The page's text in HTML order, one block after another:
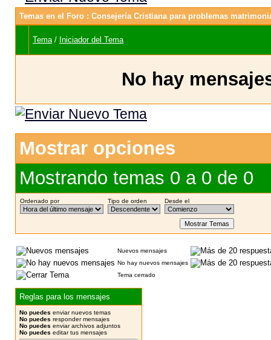
Temas en el Foro : Consejería Cristiana para problemas
Tema/ Iniciador del Tema
No hay
Mostrar opciones
Mostrando temas 0 a 0 de 0
Ordenado por Tipo de orden Desde el
Nuevos mensajes
No hay nuevos mensajes
Tema cerrado
Reglas para los mensajes
No puedes enviar nuevos temas
No puedes responder mensajes
No puedes enviar archivos adjuntos
No puedes editar tus mensajes